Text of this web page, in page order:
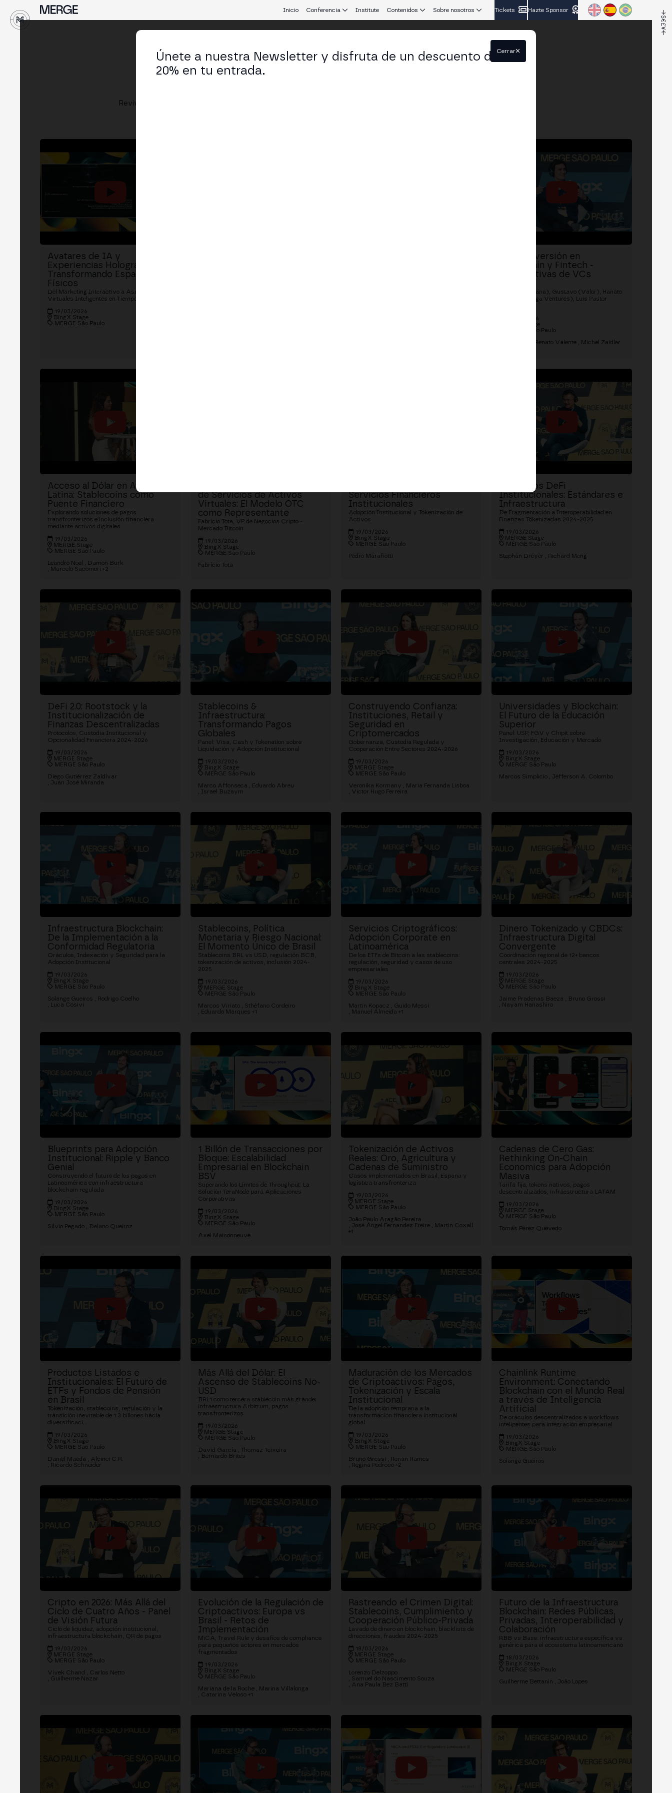
Inicio Conferencia Institute Contenidos Sobre nosotros Tickets Hazte Sponsor
Revive las sesiones grabadas de nuestros eventos
Avatares de IA y
Experiencias Holográficas:
Transformando Espacios
Físicos
Del Marketing Interactivo a Asistentes
Virtuales Inteligentes en Tiempo Real
19/03/2026
BingX Stage
MERGE São Paulo
Panel: Inversión en
Blockchain y Fintech -
Perspectivas de VCs
Michelle (Quana), Gustavo (Valor), Hanato
Valente (Panga Ventures), Luis Pastor
19/03/2026
BingX Stage
MERGE São Paulo
Renato Valente
Michel Zaidler
Acceso al Dólar en América
Latina: Stablecoins como
Puente Financiero
Explorando soluciones de pagos
transfronterizos e inclusión financiera
mediante activos digitales
19/03/2026
MERGE Stage
MERGE São Paulo
Leandro Noel
Damon Burk
Marcelo Sacomori +2
de Servicios de Activos
Virtuales: El Modelo OTC
como Representante
Fabrício Tota, VP de Negocios Cripto -
Mercado Bitcoin
19/03/2026
BingX Stage
MERGE São Paulo
Fabrício Tota
Servicios Financieros
Institucionales
Adopción Institucional y Tokenización de
Activos
19/03/2026
BingX Stage
MERGE São Paulo
Pedro Marafiotti
Productos DeFi
Institucionales: Estándares e
Infraestructura
De Fragmentación a Interoperabilidad en
Finanzas Tokenizadas 2024-2025
19/03/2026
MERGE Stage
MERGE São Paulo
Stephan Dreyer
Richard Meng
DeFi 2.0: Rootstock y la
Institucionalización de
Finanzas Descentralizadas
Protocolos, Custodia Institucional y
Opcionalidad Financiera 2024-2026
19/03/2026
MERGE Stage
MERGE São Paulo
Diego Gutiérrez Zaldívar
Juan José Miranda
Stablecoins &
Infraestructura:
Transformando Pagos
Globales
Panel: Visa, Cash y Tokenation sobre
Liquidación y Adopción Institucional
19/03/2026
BingX Stage
MERGE São Paulo
Marco Affonseca
Eduardo Abreu
Israel Buzaym
Construyendo Confianza:
Instituciones, Retail y
Seguridad en
Criptomercados
Gobernanza, Custodia Regulada y
Cooperación Entre Sectores 2024-2026
19/03/2026
MERGE Stage
MERGE São Paulo
Veronika Kormany
Maria Fernanda Lisboa
Victor Hugo Ferreira
Universidades y Blockchain:
El Futuro de la Educación
Superior
Panel: USP, FGV y Chipit sobre
Investigación, Educación y Mercado
19/03/2026
BingX Stage
MERGE São Paulo
Marcos Simplicio
Jéfferson A. Colombo
Infraestructura Blockchain:
De la Implementación a la
Conformidad Regulatoria
Oráculos, Indexación y Seguridad para la
Adopción Institucional
19/03/2026
BingX Stage
MERGE São Paulo
Solange Gueiros
Rodrigo Coelho
Luca Cosivi
Stablecoins, Política
Monetaria y Riesgo Nacional:
El Momento Único de Brasil
Stablecoins BRL vs USD, regulación BCB,
tokenización de activos, inclusión 2024-
2025
19/03/2026
MERGE Stage
MERGE São Paulo
Marcos Viriato
Sthéfano Cordeiro
Eduardo Marques +1
Servicios Criptográficos:
Adopción Corporate en
Latinoamérica
De los ETFs de Bitcoin a las stablecoins:
regulación, seguridad y casos de uso
empresariales
19/03/2026
BingX Stage
MERGE São Paulo
Martin Kopacz
Guido Messi
Manuel Almeida +1
Dinero Tokenizado y CBDCs:
Infraestructura Digital
Convergente
Coordinación regional de 12+ bancos
centrales 2024-2025
19/03/2026
MERGE Stage
MERGE São Paulo
Jaime Pradenas Baeza
Bruno Grossi
Nayam Hanashiro
Blueprints para Adopción
Institucional: Ripple y Banco
Genial
Construyendo el futuro de los pagos en
Latinoamérica con infraestructura
blockchain regulada
19/03/2026
BingX Stage
MERGE São Paulo
Silvio Pegado
Delano Queiroz
1 Billón de Transacciones por
Bloque: Escalabilidad
Empresarial en Blockchain
BSV
Superando los Límites de Throughput: La
Solución TeraNode para Aplicaciones
Corporativas
19/03/2026
BingX Stage
MERGE São Paulo
Axel Maisonneuve
Tokenización de Activos
Reales: Oro, Agricultura y
Cadenas de Suministro
Casos implementados en Brasil, España y
logística transfronteriza
19/03/2026
MERGE Stage
MERGE São Paulo
João Paulo Aragão Pereira
José Ángel Fernandez Freire
Martin Coxall
+1
Cadenas de Cero Gas:
Rethinking On-Chain
Economics para Adopción
Masiva
Tarifa fija, tokens nativos, pagos
descentralizados, infraestructura LATAM
19/03/2026
MERGE Stage
MERGE São Paulo
Tomás Pérez Quevedo
Productos Listados e
Institucionales: El Futuro de
ETFs y Fondos de Pensión
en Brasil
Tokenización, stablecoins, regulación y la
transición inevitable de 1.3 billones hacia
diversificaci...
19/03/2026
BingX Stage
MERGE São Paulo
Daniel Maeda
Alcinei C.R.
Ricardo Schneider
Más Allá del Dólar: El
Ascenso de Stablecoins No-
USD
BRL1 como tercera stablecoin más grande;
infraestructura Arbitrum, pagos
transfronterizos
19/03/2026
MERGE Stage
MERGE São Paulo
David García
Thomaz Teixeira
Bernardo Brites
Maduración de los Mercados
de Criptoactivos: Pagos,
Tokenización y Escala
Institucional
De la adopción temprana a la
transformación financiera institucional
global
19/03/2026
BingX Stage
MERGE São Paulo
Bruno Grossi
Renan Ramos
Regina Pedroso +2
Chainlink Runtime
Environment: Conectando
Blockchain con el Mundo Real
a través de Inteligencia
Artificial
De oráculos descentralizados a workflows
inteligentes para integración empresarial
19/03/2026
BingX Stage
MERGE São Paulo
Solange Gueiros
Cripto en 2026: Más Allá del
Ciclo de Cuatro Años - Panel
de Visión Futura
Ciclo de liquidez, adopción institucional,
infraestructura blockchain, QR de pagos
19/03/2026
MERGE Stage
MERGE São Paulo
Vivek Chand
Carlos Netto
Guilherme Nazar
Evolución de la Regulación de
Criptoactivos: Europa vs
Brasil - Retos de
Implementación
MiCA, Travel Rule y desafíos de compliance
para pequeños actores en mercados
fragmentados
19/03/2026
BingX Stage
MERGE São Paulo
Mariana de la Roche
Marina Villalonga
Catarina Veloso +1
Rastreando el Crimen Digital:
Stablecoins, Cumplimiento y
Cooperación Público-Privada
Lavado de dinero en blockchain, blacklists de
direcciones, fraudes 2024-2025
18/03/2026
MERGE Stage
MERGE São Paulo
Lorenzo Delzoppo
Samuel do Nascimento Souza
Ana Paula Bez Batti
Futuro de la Infraestructura
Blockchain: Redes Públicas,
Privadas, Interoperabilidad y
Colaboración
RBB vs Base: infraestructura específica vs
genérica para el ecosistema latinoamericano
18/03/2026
BingX Stage
MERGE São Paulo
Guilherme Bettanin
João Lopes
Únete a nuestra Newsletter y disfruta de un descuento del
20% en tu entrada.
Cerrar